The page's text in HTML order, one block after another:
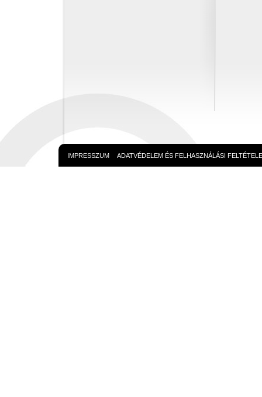
IMPRESSZUM ADATVÉDELEM ÉS FELHASZNÁLÁSI